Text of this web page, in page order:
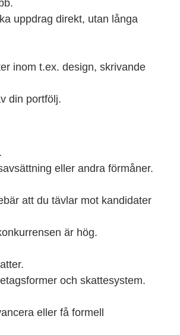
uppdrag direkt, utan långa
inom t.ex. design, skrivande
din portfölj.
eller andra förmåner.
att du tävlar mot kandidater
är hög.
och skattesystem.
eller få formell